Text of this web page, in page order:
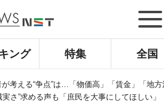
ング 特集 全国
が考える“争点”は…「物価高」「賃金」「地方
さ”求める声も「庶民を大事にしてほしい」